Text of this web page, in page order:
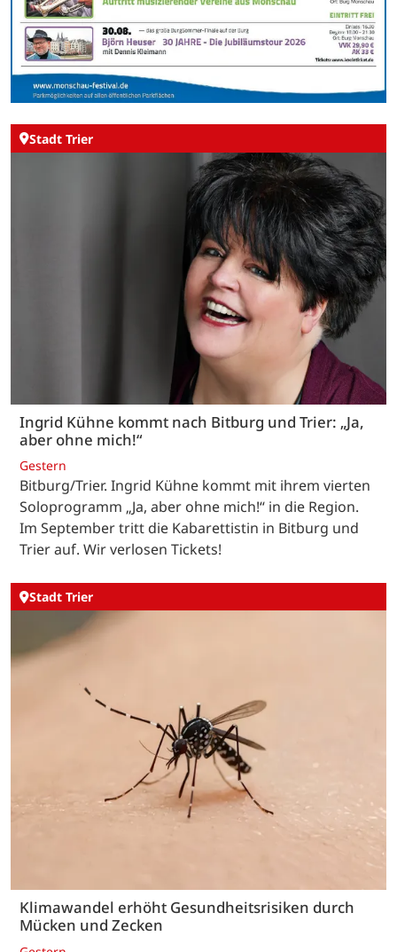
Stadt Trier
Ingrid Kühne kommt nach Bitburg und Trier: „Ja,
aber ohne mich!“
Gestern
Bitburg/Trier. Ingrid Kühne kommt mit ihrem vierten
Soloprogramm „Ja, aber ohne mich!“ in die Region.
Im September tritt die Kabarettistin in Bitburg und
Trier auf. Wir verlosen Tickets!
Stadt Trier
Klimawandel erhöht Gesundheitsrisiken durch
Mücken und Zecken